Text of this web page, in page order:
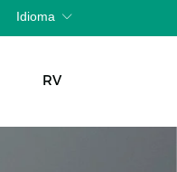
Idioma
RV